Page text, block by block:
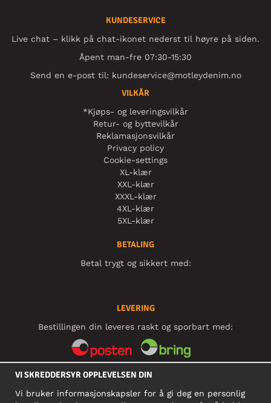
KUNDESERVICE
Live chat – klikk på chat-ikonet nederst til høyre på siden.
Åpent man-fre 07:30-15:30
Send en e-post til: kundeservice@motleydenim.no
VILKÅR
*Kjøps- og leveringsvilkår
Retur- og byttevilkår
Reklamasjonsvilkår
Privacy policy
Cookie-settings
XL-klær
XXL-klær
XXXL-klær
4XL-klær
5XL-klær
BETALING
Betal trygt og sikkert med:
LEVERING
Bestillingen din leveres raskt og sporbart med:
SOSIALE MEDIER
VI SKREDDERSYR OPPLEVELSEN DIN
Vi bruker informasjonskapsler for å gi deg en personlig